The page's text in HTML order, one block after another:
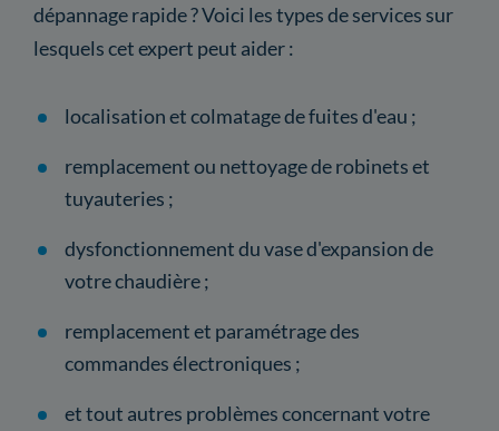
dépannage rapide ? Voici les types de services sur
lesquels cet expert peut aider :
localisation et colmatage de fuites d'eau ;
remplacement ou nettoyage de robinets et
tuyauteries ;
dysfonctionnement du vase d'expansion de
votre chaudière ;
remplacement et paramétrage des
commandes électroniques ;
et tout autres problèmes concernant votre